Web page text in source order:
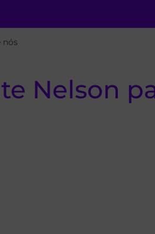
nós
Nelson